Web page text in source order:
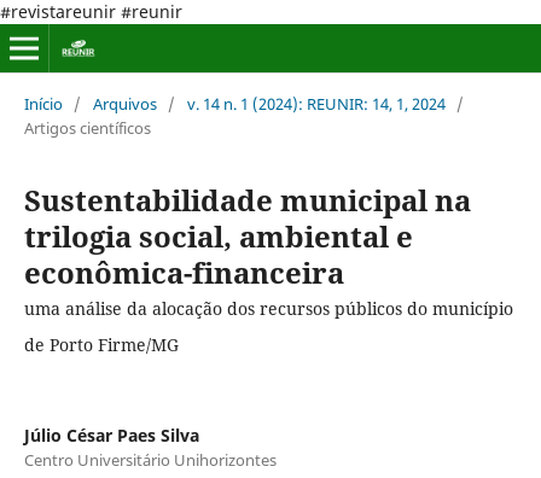
#revistareunir #reunir
Início / Arquivos / v. 14 n. 1 (2024): REUNIR: 14, 1, 2024 /
Artigos científicos
Sustentabilidade municipal na
trilogia social, ambiental e
econômica-financeira
uma análise da alocação dos recursos públicos do município
de Porto Firme/MG
Júlio César Paes Silva
Centro Universitário Unihorizontes